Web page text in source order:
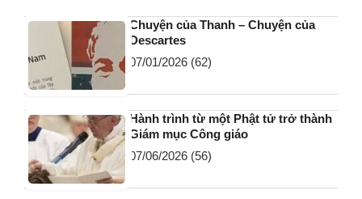
Chuyện của Thanh – Chuyện của
Descartes
07/01/2026 (62)
Hành trình từ một Phật tử trở thành
Giám mục Công giáo
07/06/2026 (56)